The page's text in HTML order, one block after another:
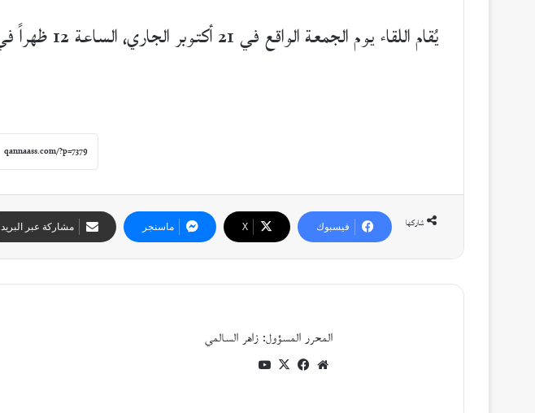
يُقام اللقاء يوم الجمعة الواقع في 21 أكتوبر الجاري، الساعة 12 ظهراً في قاعة medical auditorium في جبيل.
شاركها فيسبوك ‫X ماسنجر مشاركة عبر البريد
المحرر المسؤول: زاهر السالمي
موقع فيسبوك‫X